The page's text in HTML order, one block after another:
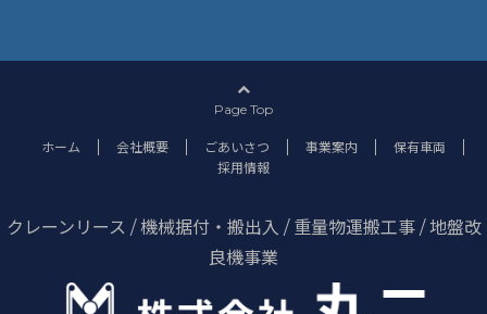
Page Top
ホーム 会社概要 ごあいさつ 事業案内
保有車両
採用情報
クレーンリース / 機械据付・搬出入 / 重量物運搬工事 / 地盤改
良機事業